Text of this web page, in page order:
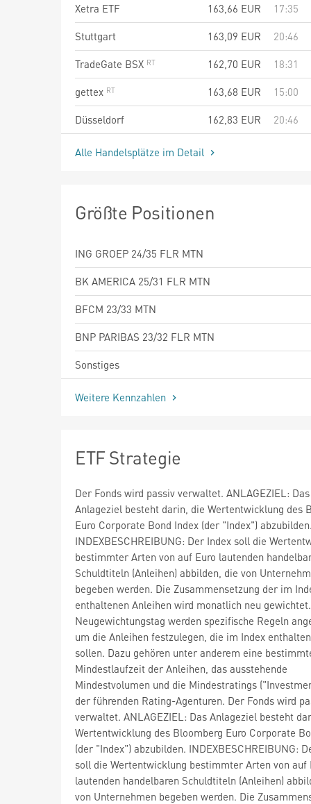
Xetra ETF
163,66 EUR
17:35
Stuttgart
163,09 EUR
20:46
TradeGate BSX
162,70 EUR
18:31
gettex
163,68 EUR
15:00
Düsseldorf
162,83 EUR 20:46
Alle Handelsplätze im Detail
Größte Positionen
ING GROEP 24/35 FLR MTN
BK AMERICA 25/31 FLR MTN
BFCM 23/33 MTN
BNP PARIBAS 23/32 FLR MTN
Sonstiges
Weitere Kennzahlen
ETF Strategie
Der Fonds wird passiv verwaltet. ANLAGEZIEL: Das
Anlageziel besteht darin, die Wertentwicklung des
Euro Corporate Bond Index (der "Index")
INDEXBESCHREIBUNG: Der Index soll die
bestimmter Arten von auf Euro lautenden
Schuldtiteln (Anleihen) abbilden, die von
begeben werden. Die Zusammensetzung der im
enthaltenen Anleihen wird monatlich neu
Neugewichtungstag werden spezifische Regeln
um die Anleihen festzulegen, die im Index
sollen. Dazu gehören unter anderem eine
Mindestlaufzeit der Anleihen, das ausstehende
Mindestvolumen und die Mindestratings
der führenden Rating-Agenturen. Der Fonds wird
verwaltet. ANLAGEZIEL: Das Anlageziel besteht
Wertentwicklung des Bloomberg Euro Corporate
(der "Index") abzubilden. INDEXBESCHREIBUNG:
soll die Wertentwicklung bestimmter Arten von auf
lautenden handelbaren Schuldtiteln (Anleihen)
von Unternehmen begeben werden. Die